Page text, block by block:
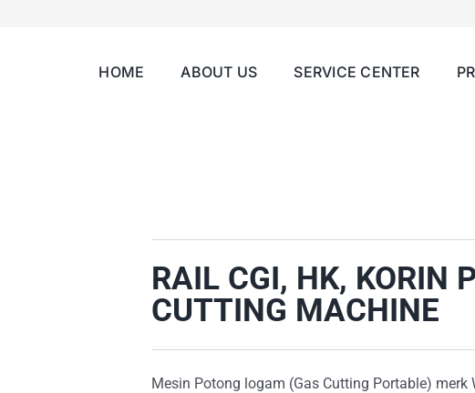
HOME ABOUT US SERVICE CENTER
RAIL CGI, HK, KORIN
CUTTING MACHINE
Mesin Potong logam (Gas Cutting Portable)